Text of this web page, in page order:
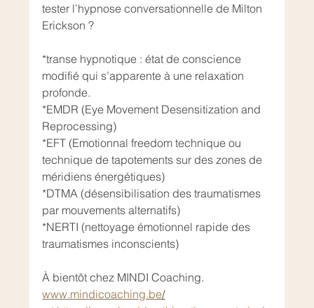
tester l’hypnose conversationnelle de Milton
Erickson ?
*transe hypnotique : état de conscience
modifié qui s’apparente à une relaxation
profonde.
*EMDR (Eye Movement Desensitization and
Reprocessing)
*EFT (Emotionnal freedom technique ou
technique de tapotements sur des zones de
méridiens énergétiques)
*DTMA (désensibilisation des traumatismes
par mouvements alternatifs)
*NERTI (nettoyage émotionnel rapide des
traumatismes inconscients)
À bientôt chez MINDI Coaching.
www.mindicoaching.be/